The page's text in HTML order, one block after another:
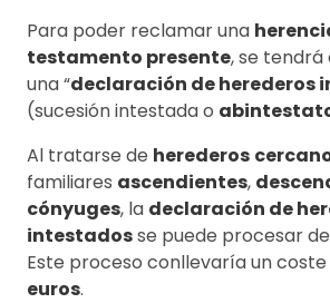
Para poder reclamar una
testamento presente, se
una “declaración de herederos
(sucesión intestada o
Al tratarse de herederos
familiares ascendientes,
cónyuges, la declaración de
intestadosse puede procesar
Este proceso conllevaría un
euros.